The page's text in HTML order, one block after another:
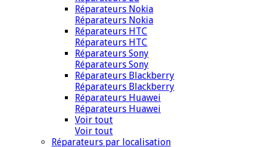
Réparateurs Nokia
Réparateurs Nokia
Réparateurs HTC
Réparateurs HTC
Réparateurs Sony
Réparateurs Sony
Réparateurs Blackberry
Réparateurs Blackberry
Réparateurs Huawei
Réparateurs Huawei
Voir tout
Voir tout
Réparateurs par localisation